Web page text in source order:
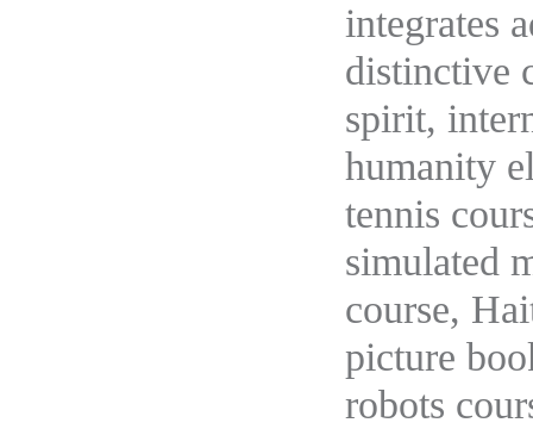
integrates
distinctive
spirit,
humanity
tennis
simulated
course,
picture
robots